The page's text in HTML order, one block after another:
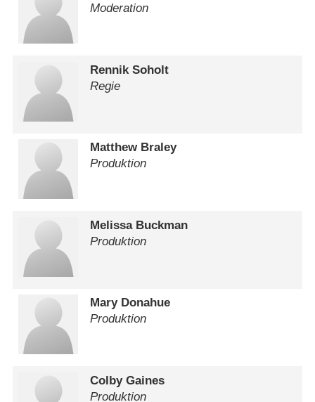
Moderation
Rennik Soholt
Regie
Matthew Braley
Produktion
Melissa Buckman
Produktion
Mary Donahue
Produktion
Colby Gaines
Produktion